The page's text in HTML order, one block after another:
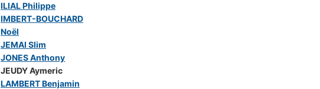
ILIAL Philippe
IMBERT-BOUCHARD
Noël
JEMAI Slim
JONES Anthony
JEUDY Aymeric
LAMBERT Benjamin